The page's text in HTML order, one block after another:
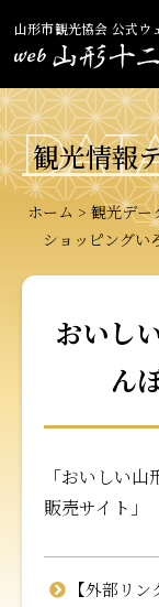
山形市観光協会 公式ウ
観光情報
ホーム 観光デー
ショッピングい
おいし
ん
「おいしい
販売サイト」
【外部リ